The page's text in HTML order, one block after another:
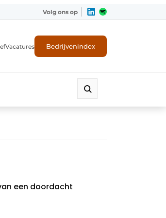
Volg ons op
Vacatures Bedrijvenindex
een doordacht